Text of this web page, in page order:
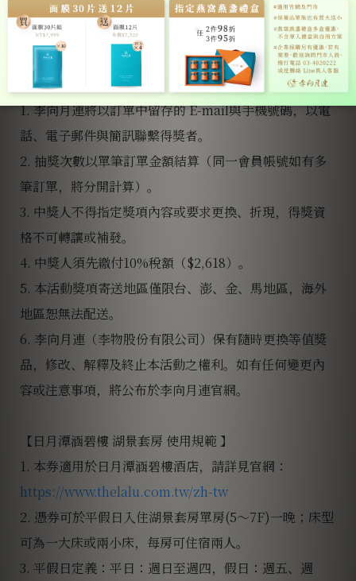
【 活動注意事項 】
1. 李向月連將以訂單中留存的 E-mail與手機號碼，以電
話、電子郵件與簡訊聯繫得獎者。
2. 抽獎次數以單筆訂單金額結算（同一會員帳號如有多
筆訂單，將分開計算）。
3. 中獎人不得指定獎項內容或要求更換、折現，得獎資
格不可轉讓或補發。
4. 中獎人須先繳付10%稅額（$2,618）。
5. 本活動獎項寄送地區僅限台、澎、金、馬地區，海外
地區恕無法配送。
6. 李向月連（李物股份有限公司）保有隨時更換等值獎
品，修改、解釋及終止本活動之權利。如有任何變更內
容或注意事項，將公布於李向月連官網。
【日月潭涵碧樓 湖景套房 使用規範 】
1. 本券適用於日月潭涵碧樓酒店，請詳見官網：
https://www.thelalu.com.tw/zh-tw
2. 憑券可於平假日入住湖景套房單房(5～7F)一晚；床型
可為一大床或兩小床，每房可住宿兩人。
3. 平假日定義：平日：週日至週四，假日：週五、週